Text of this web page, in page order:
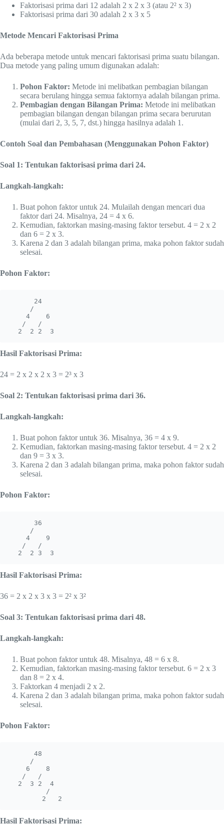
Faktorisasi prima dari 12 adalah 2 x 2 x 3 (atau 2² x 3)
Faktorisasi prima dari 30 adalah 2 x 3 x 5
Metode Mencari Faktorisasi Prima
Ada beberapa metode untuk mencari faktorisasi prima suatu bilangan.
Dua metode yang paling umum digunakan adalah:
Pohon Faktor: Metode ini melibatkan pembagian bilangan
secara berulang hingga semua faktornya adalah bilangan prima.
Pembagian dengan Bilangan Prima: Metode ini melibatkan
pembagian bilangan dengan bilangan prima secara berurutan
(mulai dari 2, 3, 5, 7, dst.) hingga hasilnya adalah 1.
Contoh Soal dan Pembahasan (Menggunakan Pohon Faktor)
Soal 1: Tentukan faktorisasi prima dari 24.
Langkah-langkah:
Buat pohon faktor untuk 24. Mulailah dengan mencari dua
faktor dari 24. Misalnya, 24 = 4 x 6.
Kemudian, faktorkan masing-masing faktor tersebut. 4 = 2 x 2
dan 6 = 2 x 3.
Karena 2 dan 3 adalah bilangan prima, maka pohon faktor sudah
selesai.
Pohon Faktor:
      24
     /
    4    6
   /   /
  2  2 2  3
Hasil Faktorisasi Prima:
24 = 2 x 2 x 2 x 3 = 2³ x 3
Soal 2: Tentukan faktorisasi prima dari 36.
Langkah-langkah:
Buat pohon faktor untuk 36. Misalnya, 36 = 4 x 9.
Kemudian, faktorkan masing-masing faktor tersebut. 4 = 2 x 2
dan 9 = 3 x 3.
Karena 2 dan 3 adalah bilangan prima, maka pohon faktor sudah
selesai.
Pohon Faktor:
      36
     /
    4    9
   /   /
  2  2 3  3
Hasil Faktorisasi Prima:
36 = 2 x 2 x 3 x 3 = 2² x 3²
Soal 3: Tentukan faktorisasi prima dari 48.
Langkah-langkah:
Buat pohon faktor untuk 48. Misalnya, 48 = 6 x 8.
Kemudian, faktorkan masing-masing faktor tersebut. 6 = 2 x 3
dan 8 = 2 x 4.
Faktorkan 4 menjadi 2 x 2.
Karena 2 dan 3 adalah bilangan prima, maka pohon faktor sudah
selesai.
Pohon Faktor:
      48
     /
    6    8
   /   /
  2  3 2  4
         /
        2   2
Hasil Faktorisasi Prima: